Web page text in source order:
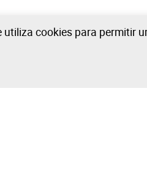
utiliza cookies para permitir